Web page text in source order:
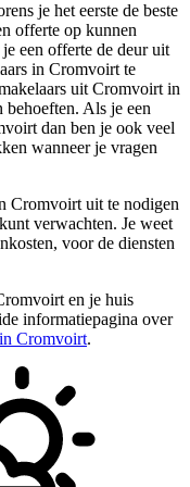
je het eerste de beste
offerte op kunnen
een offerte de deur uit
in Cromvoirt te
uit Cromvoirt in
behoeften. Als je een
dan ben je ook veel
wanneer je vragen
Cromvoirt uit te nodigen
verwachten. Je weet
voor de diensten
en je huis
informatiepagina over
Cromvoirt.